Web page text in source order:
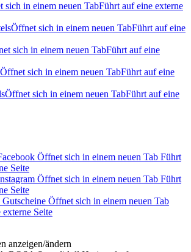
sich in einem neuen TabFührt auf eine externe
Öffnet sich in einem neuen TabFührt auf eine
sich in einem neuen TabFührt auf eine
Öffnet sich in einem neuen TabFührt auf eine
Öffnet sich in einem neuen TabFührt auf eine
Öffnet sich in einem neuen Tab Führt
Seite
Öffnet sich in einem neuen Tab Führt
Seite
Gutscheine Öffnet sich in einem neuen Tab
Seite
anzeigen/ändern